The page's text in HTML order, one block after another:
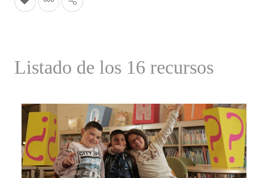
Listado de los 16 recursos